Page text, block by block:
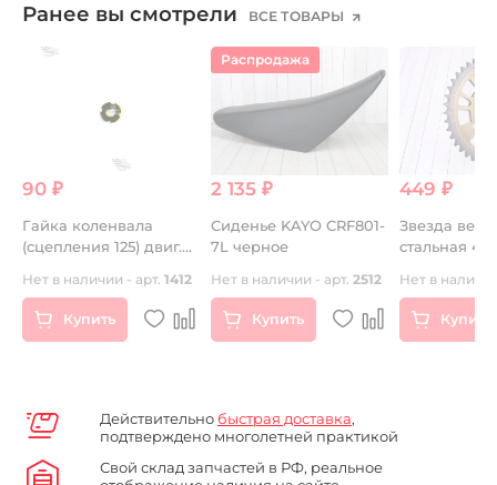
Ранее вы смотрели ВСЕ ТОВАРЫ
90 ₽
Гайка коленвала
(сцепления 125) двиг.
Нет в наличии - арт. 1412
Купить
Распродажа
2 135 ₽
Сиденье KAYO CRF801-
7L черное
Нет в наличии - арт. 2512
Купить
449 ₽
Звезда
стальная
Нет в
Купить
Действительно быстрая доставка,
подтверждено многолетней практикой
Свой склад запчастей в РФ, реальное